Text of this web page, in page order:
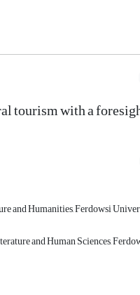
tourism with a
and Humanities, Ferdowsi
and Human Sciences,